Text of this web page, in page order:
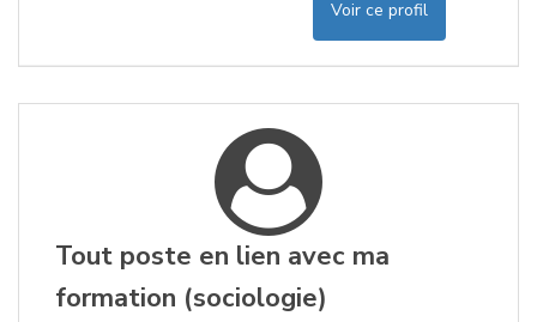
Voir ce profil
Tout poste en lien avec ma
formation (sociologie)